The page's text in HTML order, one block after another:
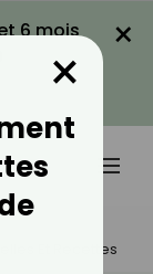
6 mois
×
Et Recettes
×